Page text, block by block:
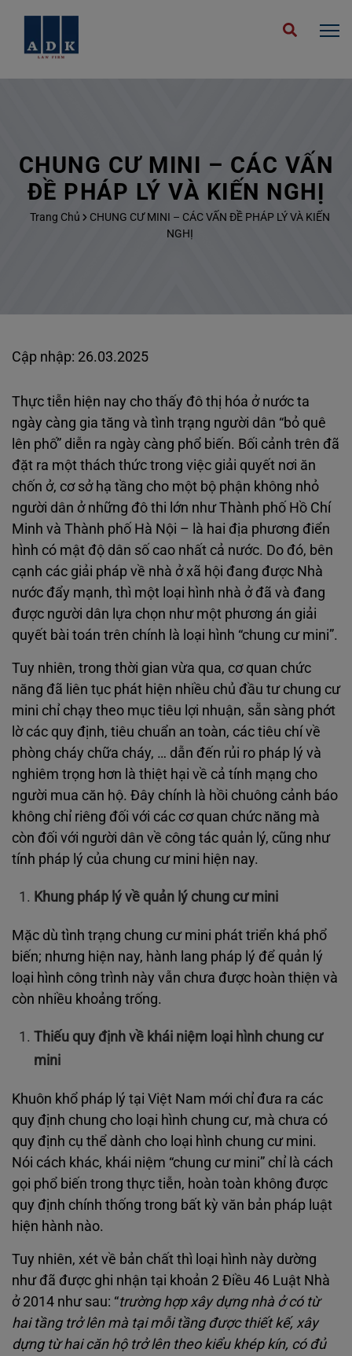
CHUNG CƯ MINI – CÁC VẤN
ĐỀ PHÁP LÝ VÀ KIẾN NGHỊ
Trang Chủ
CHUNG CƯ MINI – CÁC VẤN ĐỀ PHÁP LÝ VÀ KIẾN
NGHỊ
Cập nhập: 26.03.2025
Thực tiễn hiện nay cho thấy đô thị hóa ở nước ta
ngày càng gia tăng và tình trạng người dân “bỏ quê
lên phố” diễn ra ngày càng phổ biến. Bối cảnh trên đã
đặt ra một thách thức trong việc giải quyết nơi ăn
chốn ở, cơ sở hạ tầng cho một bộ phận không nhỏ
người dân ở những đô thi lớn như Thành phố Hồ Chí
Minh và Thành phố Hà Nội – là hai địa phương điển
hình có mật độ dân số cao nhất cả nước. Do đó, bên
cạnh các giải pháp về nhà ở xã hội đang được Nhà
nước đẩy mạnh, thì một loại hình nhà ở đã và đang
được người dân lựa chọn như một phương án giải
quyết bài toán trên chính là loại hình “chung cư mini”.
Tuy nhiên, trong thời gian vừa qua, cơ quan chức
năng đã liên tục phát hiện nhiều chủ đầu tư chung cư
mini chỉ chạy theo mục tiêu lợi nhuận, sẵn sàng phớt
lờ các quy định, tiêu chuẩn an toàn, các tiêu chí về
phòng cháy chữa cháy, … dẫn đến rủi ro pháp lý và
nghiêm trọng hơn là thiệt hại về cả tính mạng cho
người mua căn hộ. Đây chính là hồi chuông cảnh báo
không chỉ riêng đối với các cơ quan chức năng mà
còn đối với người dân về công tác quản lý, cũng như
tính pháp lý của chung cư mini hiện nay.
Khung pháp lý về quản lý chung cư mini
Mặc dù tình trạng chung cư mini phát triển khá phổ
biến; nhưng hiện nay, hành lang pháp lý để quản lý
loại hình công trình này vẫn chưa được hoàn thiện và
còn nhiều khoảng trống.
Thiếu quy định về khái niệm loại hình chung cư
mini
Khuôn khổ pháp lý tại Việt Nam mới chỉ đưa ra các
quy định chung cho loại hình chung cư, mà chưa có
quy định cụ thể dành cho loại hình chung cư mini.
Nói cách khác, khái niệm “chung cư mini” chỉ là cách
gọi phổ biến trong thực tiễn, hoàn toàn không được
quy định chính thống trong bất kỳ văn bản pháp luật
hiện hành nào.
Tuy nhiên, xét về bản chất thì loại hình này dường
như đã được ghi nhận tại khoản 2 Điều 46 Luật Nhà
ở 2014 như sau: “trường hợp xây dựng nhà ở có từ
hai tầng trở lên mà tại mỗi tầng được thiết kế, xây
dựng từ hai căn hộ trở lên theo kiểu khép kín, có đủ